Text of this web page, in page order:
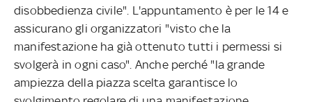
disobbedienza civile". L'appuntamento è per le 14 e
assicurano gli organizzatori "visto che la
manifestazione ha già ottenuto tutti i permessi si
svolgerà in ogni caso". Anche perché "la grande
ampiezza della piazza scelta garantisce lo